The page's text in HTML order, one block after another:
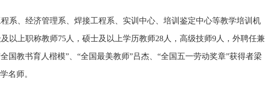
系、经济管理系、焊接工程系、实训中心、培训鉴定中心等教学培训机
以上职称教师75人，硕士及以上学历教师28人，高级技师9人，外聘任兼
国教书育人楷模”、“全国最美教师”吕杰、“全国五一劳动奖章”获得者梁
名师。